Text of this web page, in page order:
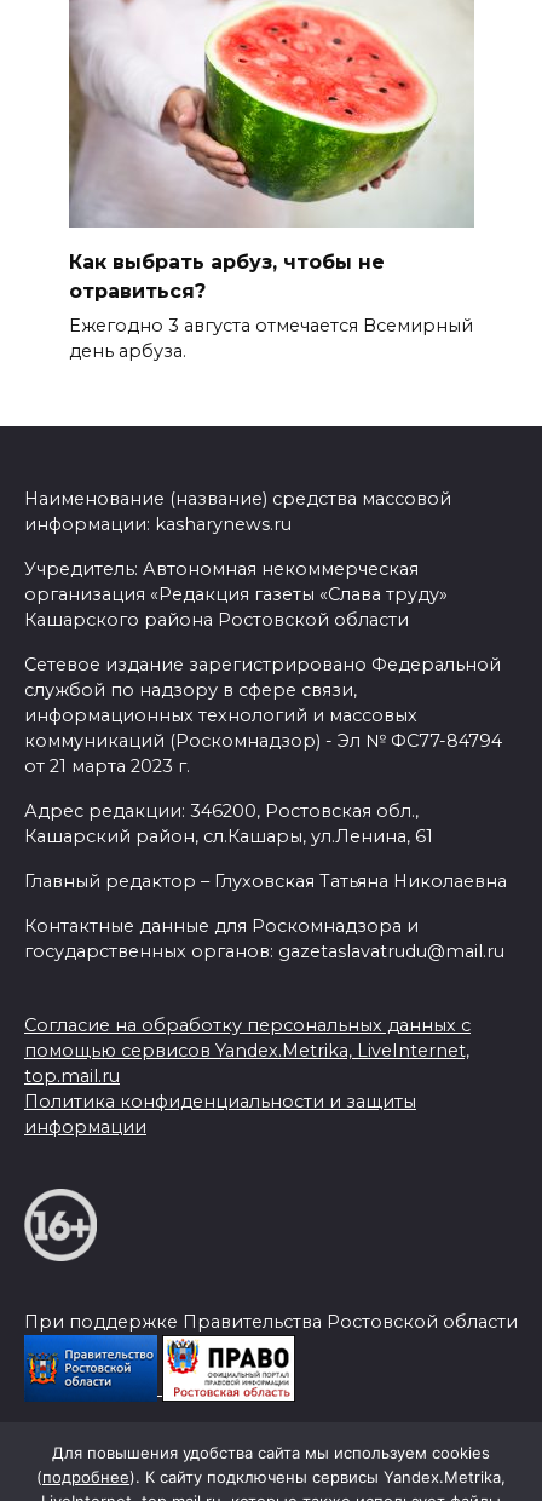
Как выбрать арбуз, чтобы не
отравиться?
Ежегодно 3 августа отмечается Всемирный
день арбуза.
Наименование (название) средства массовой
информации: kasharynews.ru
Учредитель: Автономная некоммерческая
организация «Редакция газеты «Слава труду»
Кашарского района Ростовской области
Сетевое издание зарегистрировано Федеральной
службой по надзору в сфере связи,
информационных технологий и массовых
коммуникаций (Роскомнадзор) - Эл № ФС77-84794
от 21 марта 2023 г.
Адрес редакции: 346200, Ростовская обл.,
Кашарский район, сл.Кашары, ул.Ленина, 61
Главный редактор – Глуховская Татьяна Николаевна
Контактные данные для Роскомнадзора и
государственных органов: gazetaslavatrudu@mail.ru
Согласие на обработку персональных данных с
помощью сервисов Yandex.Metrika, LiveInternet,
top.mail.ru
Политика конфиденциальности и защиты
информации
При поддержке Правительства Ростовской области
© 2026 Слава Труду
Для повышения удобства сайта мы используем cookies
(подробнее). К сайту подключены сервисы Yandex.Metrika,